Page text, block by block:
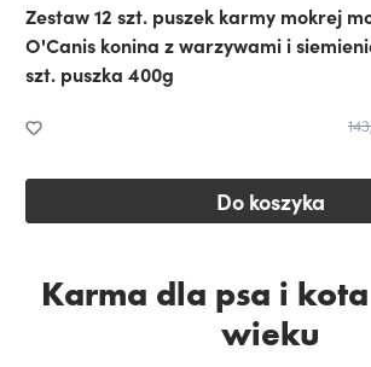
Zestaw 12 szt. puszek karmy mokrej
O'Canis konina z warzywami i
szt. puszka 400g
Do koszyka
Karma dla psa i
wieku